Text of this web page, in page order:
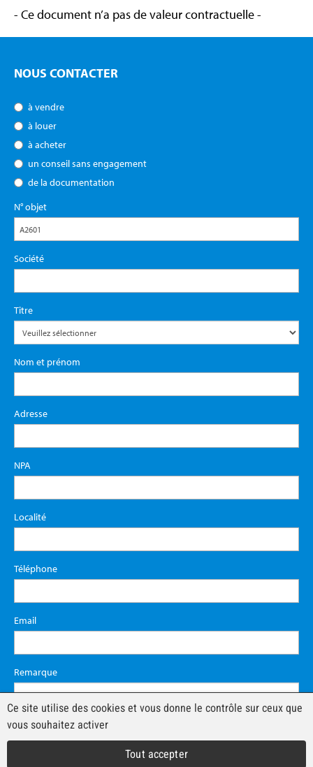
- Ce document n’a pas de valeur contractuelle -
NOUS CONTACTER
à vendre
à louer
à acheter
un conseil sans engagement
de la documentation
N° objet
Société
Titre
Nom et prénom
Adresse
NPA
Localité
Téléphone
Email
Remarque
Ce site utilise des cookies et vous donne le contrôle sur ceux que
vous souhaitez activer
Tout accepter